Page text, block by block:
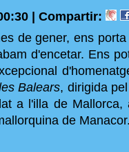
| Compartir:
de gener, ens
d'encetar. Ens
Balears, dirigida
a l'illa de Mallorca,
de